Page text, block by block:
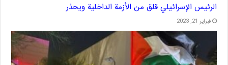
الرئيس الإسرائيلي قلق من الأزمة الداخلية ويحذر
فبراير 21, 2023